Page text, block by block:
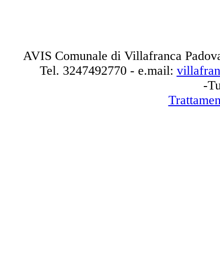
AVIS Comunale di Villafranca
Tel. 3247492770 - e.mail:
-